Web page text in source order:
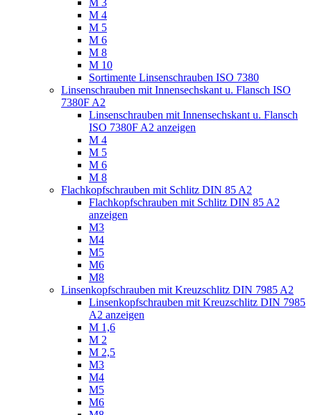
M 4
M 5
M 6
M 8
M 10
Sortimente Linsenschrauben ISO 7380
Linsenschrauben mit Innensechskant u. Flansch ISO
7380F A2
Linsenschrauben mit Innensechskant u. Flansch
ISO 7380F A2 anzeigen
M 4
M 5
M 6
M 8
Flachkopfschrauben mit Schlitz DIN 85 A2
Flachkopfschrauben mit Schlitz DIN 85 A2
anzeigen
M3
M4
M5
M6
M8
Linsenkopfschrauben mit Kreuzschlitz DIN 7985 A2
Linsenkopfschrauben mit Kreuzschlitz DIN 7985
A2 anzeigen
M 1,6
M 2
M 2,5
M3
M4
M5
M6